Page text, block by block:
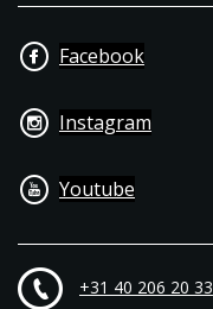
Facebook
Instagram
Youtube
+31 40 206 20 33